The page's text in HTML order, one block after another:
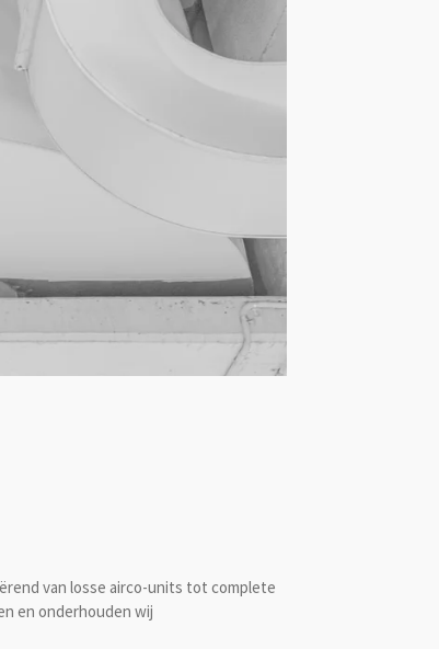
van losse airco-units tot complete
en onderhouden wij